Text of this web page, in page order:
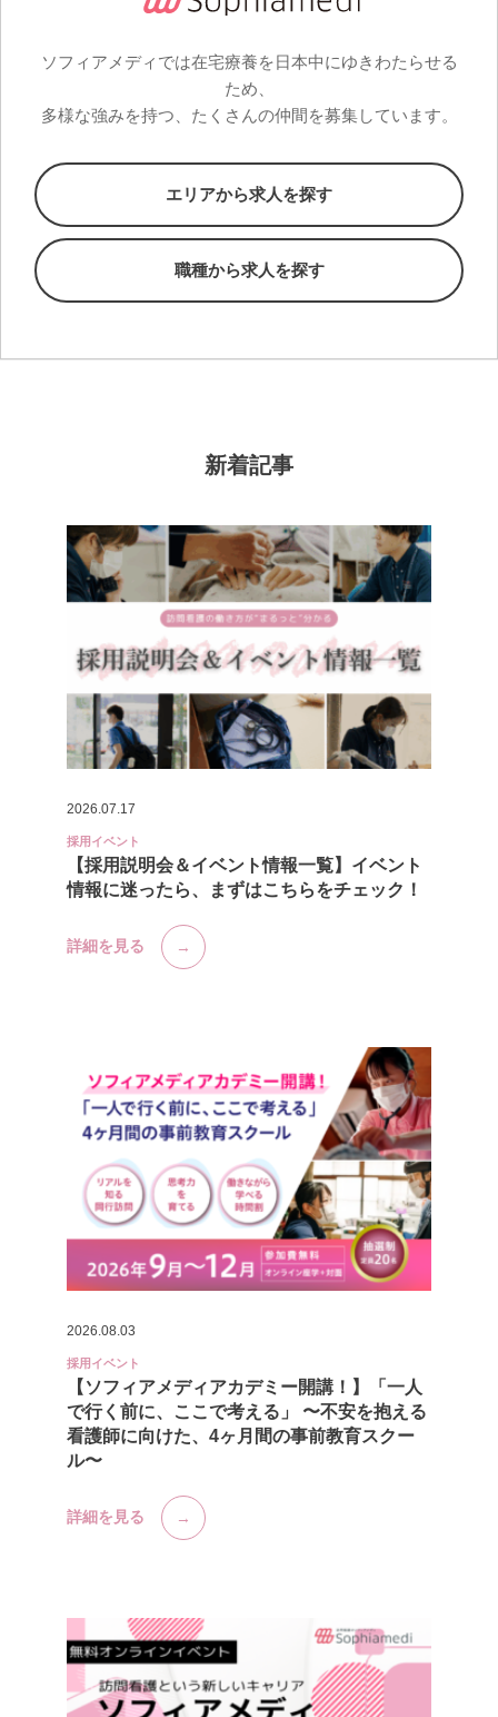
ソフィアメディでは在宅療養を日本中にゆきわたらせる
ため、
多様な強みを持つ、たくさんの仲間を募集しています。
エリアから求人を探す
職種から求人を探す
新着記事
2026.07.17
採用イベント
【採用説明会＆イベント情報一覧】イベント
情報に迷ったら、まずはこちらをチェック！
詳細を見る
2026.08.03
採用イベント
【ソフィアメディアカデミー開講！】「一人
で行く前に、ここで考える」 〜不安を抱える
看護師に向けた、4ヶ月間の事前教育スクー
ル〜
詳細を見る